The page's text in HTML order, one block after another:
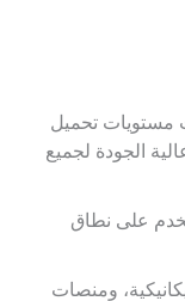
مستويات تحميل
الجودة لجميع
على نطاق
ومنصات